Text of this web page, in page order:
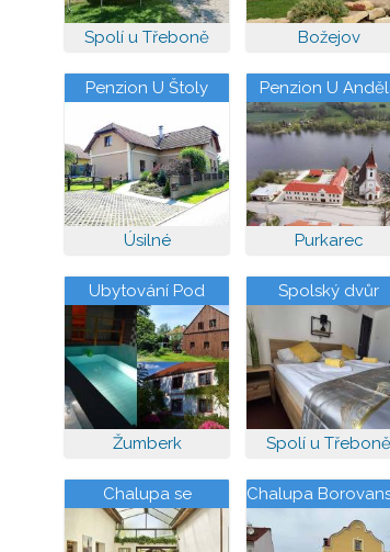
Spolí u Třeboně Božejov
Penzion U Štoly
Úsilné
Penzion U
Purkarec
Ubytování Pod
Jilmem
Žumberk
Spolský dvůr
Spolí u Třeboně
Chalupa se
zahradou Plav
Chalupa
baroko